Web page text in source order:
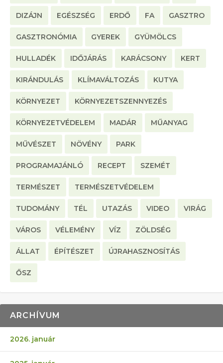
DIZÁJN EGÉSZSÉG ERDŐ FA GASZTRO
GASZTRONÓMIA GYEREK GYÜMÖLCS
HULLADÉK IDŐJÁRÁS KARÁCSONY KERT
KIRÁNDULÁS KLÍMAVÁLTOZÁS KUTYA
KÖRNYEZET KÖRNYEZETSZENNYEZÉS
KÖRNYEZETVÉDELEM MADÁR MŰANYAG
MŰVÉSZET NÖVÉNY PARK
PROGRAMAJÁNLÓ RECEPT SZEMÉT
TERMÉSZET TERMÉSZETVÉDELEM
TUDOMÁNY TÉL UTAZÁS VIDEO VIRÁG
VÁROS VÉLEMÉNY VÍZ ZÖLDSÉG
ÁLLAT ÉPÍTÉSZET ÚJRAHASZNOSÍTÁS
ŐSZ
ARCHÍVUM
2026. január